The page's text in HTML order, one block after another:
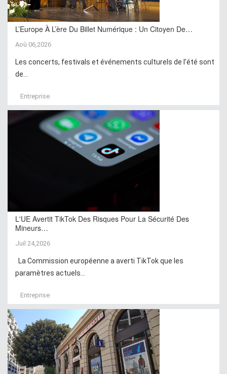
L’Europe À L’ère Du Billet Numérique : Un Citoyen De…
Aoû 06,2026
Les concerts, festivals et événements culturels de l’été sont
de...
Entreprise
L'UE Avertit TikTok Des Risques Pour La Sécurité Des
Mineurs…
Juil 24,2026
La Commission européenne a averti TikTok que les
paramètres actuels...
Entreprise